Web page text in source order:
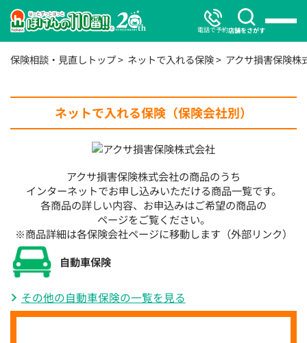
電話で予約店舗をさがす
保険相談・見直しトップ ネットで入れる保険 アクサ損害保険株
ネットで入れる保険（保険会社別）
アクサ損害保険株式会社の商品のうち
インターネットでお申し込みいただける商品一覧です。
各商品の詳しい内容、お申込みはご希望の商品の
ページをご覧ください。
※商品詳細は各保険会社ページに移動します（外部リンク）
自動車保険
その他の自動車保険の一覧を見る